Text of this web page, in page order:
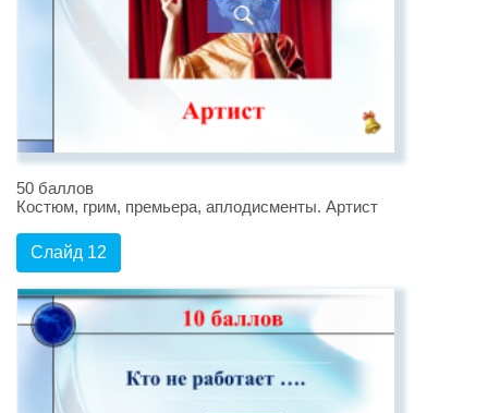
50 баллов
Костюм, грим, премьера, аплодисменты. Артист
Слайд 12